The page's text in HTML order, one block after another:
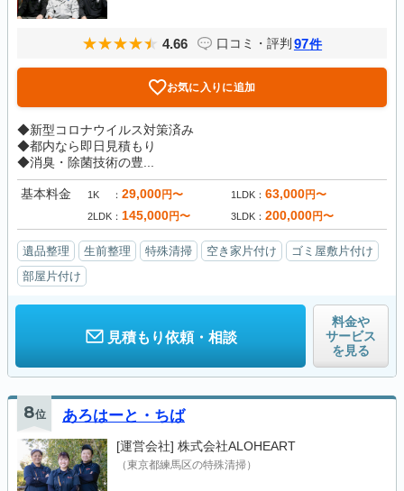
4.66 口コミ・評判 97件
お気に入りに追加
◆新型コロナウイルス対策済み
◆都内なら即日見積もり
◆消臭・除菌技術の豊...
基本料金 1K 29,000円〜 1LDK 63,000円〜
2LDK 145,000円〜 3LDK 200,000円〜
遺品整理 生前整理 特殊清掃 空き家片付け
ゴミ屋敷片付け
部屋片付け
見積もり依頼・相談
料金や
サービス
を見る
8位 あろはーと・ちば
[運営会社] 株式会社ALOHEART
（東京都練馬区の特殊清掃）